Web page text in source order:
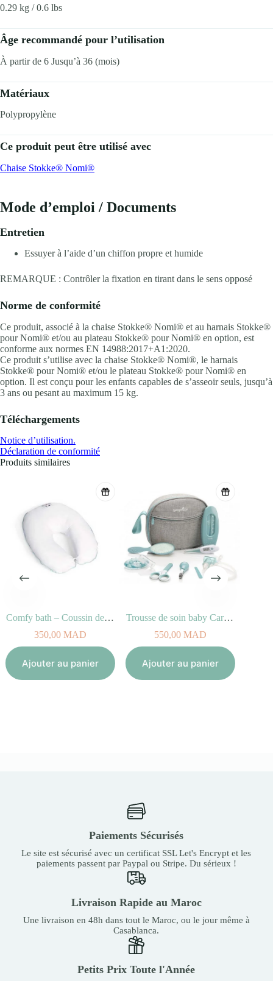
0.29 kg / 0.6 lbs
Âge recommandé pour l’utilisation
À partir de 6 Jusqu’à 36 (mois)
Matériaux
Polypropylène
Ce produit peut être utilisé avec
Chaise Stokke® Nomi®
Mode d’emploi / Documents
Entretien
Essuyer à l’aide d’un chiffon propre et humide
REMARQUE : Contrôler la fixation en tirant dans le sens opposé
Norme de conformité
Ce produit, associé à la chaise Stokke® Nomi® et au harnais Stokke®
pour Nomi® et/ou au plateau Stokke® pour Nomi® en option, est
conforme aux normes EN 14988:2017+A1:2020.
Ce produit s’utilise avec la chaise Stokke® Nomi®, le harnais
Stokke® pour Nomi® et/ou le plateau Stokke® pour Nomi® en
option. Il est conçu pour les enfants capables de s’asseoir seuls, jusqu’à
3 ans ou pesant au maximum 15 kg.
Téléchargements
Notice d’utilisation.
Déclaration de conformité
Produits similaires
Comfy bath – Coussin de bain évolutif
350,00MAD
Ajouter au panier
Trousse de soin baby Care Kit Aqua Babymoov
550,00MAD
Ajouter au panier
Paiements Sécurisés
Le site est sécurisé avec un certificat SSL Let's Encrypt et les
paiements passent par Paypal ou Stripe. Du sérieux !
Livraison Rapide au Maroc
Une livraison en 48h dans tout le Maroc, ou le jour même à
Casablanca.
Petits Prix Toute l'Année